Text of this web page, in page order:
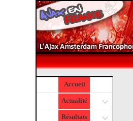
Accueil
Actualité
Résultats